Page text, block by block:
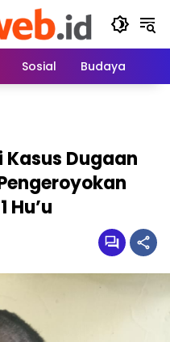
Sosial Budaya
Kasus Dugaan
Hu’u